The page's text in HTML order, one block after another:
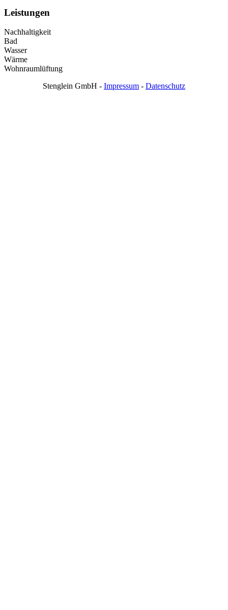
Leistungen
Nachhaltigkeit
Bad
Wasser
Wärme
Wohnraumlüftung
Stenglein GmbH - Impressum - Datenschutz